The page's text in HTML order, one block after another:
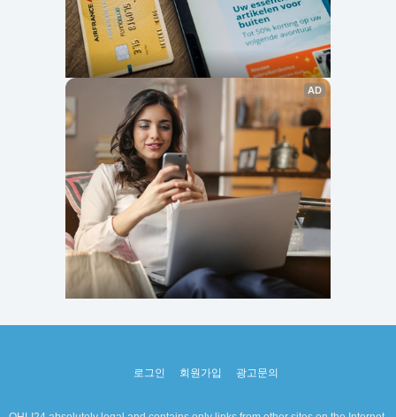
로그인 회원가입 광고문의